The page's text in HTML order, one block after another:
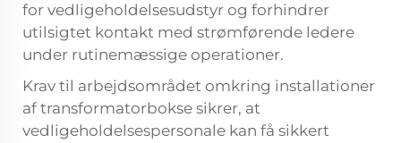
for vedligeholdelsesudstyr og forhindrer
utilsigtet kontakt med strømførende ledere
under rutinemæssige operationer.
Krav til arbejdsområdet omkring installationer
af transformatorbokse sikrer, at
vedligeholdelsespersonale kan få sikkert